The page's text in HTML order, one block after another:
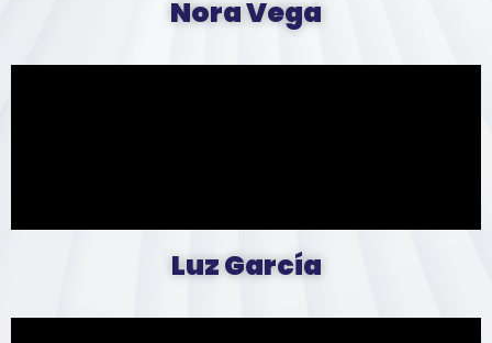
Nora Vega
Luz García